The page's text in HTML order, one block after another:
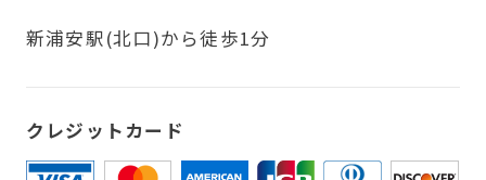
新浦安駅(北口)から徒歩1分
クレジットカード